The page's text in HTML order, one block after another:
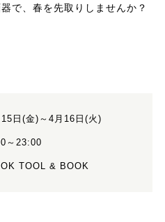
で、春を先取りしませんか？
日(金)～4月16日(火)
～23:00
TOOL & BOOK